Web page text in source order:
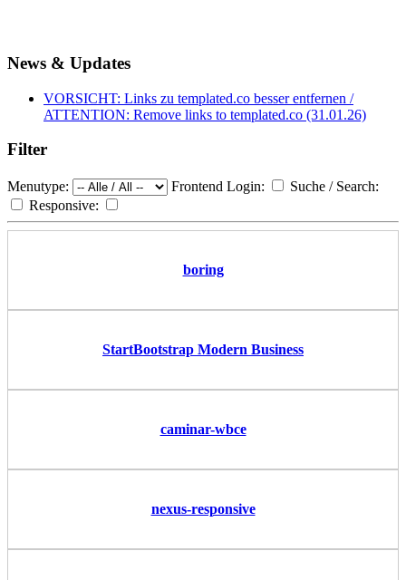
News & Updates
VORSICHT: Links zu templated.co besser entfernen /
ATTENTION: Remove links to templated.co (31.01.26)
Filter
Menutype: Frontend Login:
Suche / Search:
Responsive:
boring
StartBootstrap Modern Business
caminar-wbce
nexus-responsive